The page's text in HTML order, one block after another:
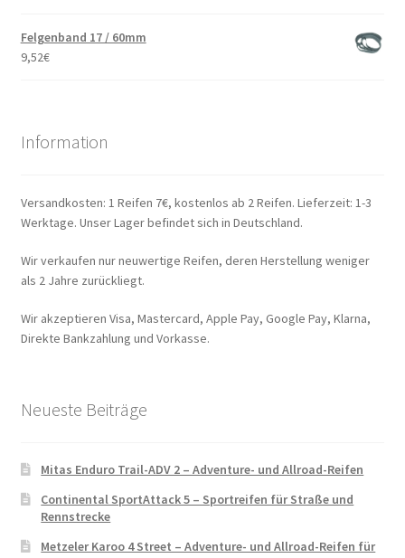
Felgenband 17 / 60mm
9,52€
Information
Versandkosten: 1 Reifen 7€, kostenlos ab 2 Reifen. Lieferzeit: 1-3
Werktage. Unser Lager befindet sich in Deutschland.
Wir verkaufen nur neuwertige Reifen, deren Herstellung weniger
als 2 Jahre zurückliegt.
Wir akzeptieren Visa, Mastercard, Apple Pay, Google Pay, Klarna,
Direkte Bankzahlung und Vorkasse.
Neueste Beiträge
Mitas Enduro Trail-ADV 2 – Adventure- und Allroad-Reifen
Continental SportAttack 5 – Sportreifen für Straße und
Rennstrecke
Metzeler Karoo 4 Street – Adventure- und Allroad-Reifen für